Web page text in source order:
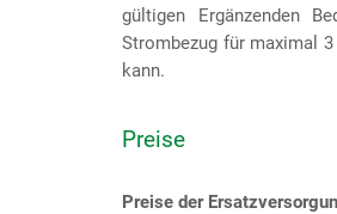
gültigen Ergänzenden
Strombezug für maximal
kann.
Preise
Preise der